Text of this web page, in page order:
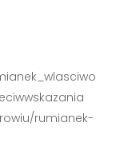
rumianek-